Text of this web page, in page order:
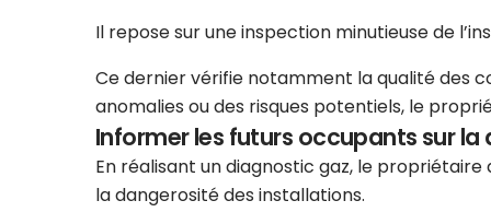
Il repose sur une inspection minutieuse de
Ce dernier vérifie notamment la qualité des
anomalies ou des risques potentiels, le
Informer les futurs occupants sur
En réalisant un diagnostic gaz, le
la dangerosité des installations.